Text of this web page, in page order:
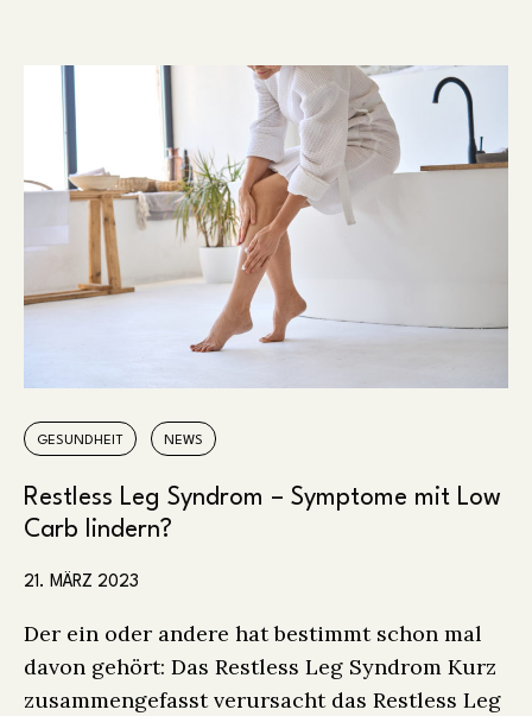
GESUNDHEIT NEWS
Restless Leg Syndrom – Symptome mit Low
Carb lindern?
21. MÄRZ 2023
Der ein oder andere hat bestimmt schon mal
davon gehört: Das Restless Leg Syndrom Kurz
zusammengefasst verursacht das Restless Leg